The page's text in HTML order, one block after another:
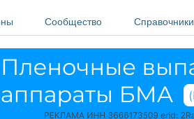
Сообщество Справочники